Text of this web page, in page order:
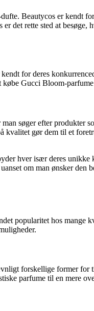
Beautycos er kendt
det rette sted at besøge,
for deres
Gucci Bloom-
søger efter produkter
kvalitet gør dem til et
hver især deres unikke
om man ønsker den
popularitet hos mange
forskellige former for
parfume til en mere